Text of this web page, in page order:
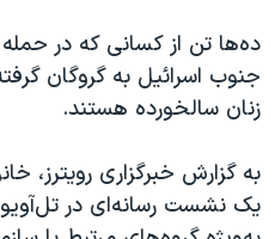
اسرائیل در جنگ
نرگس محمدی برنده جایزه نوبل
همایش محافظه‌کاران آمریکا
صفحه‌های ویژه
سفر پرزیدنت ترامپ به چین
ده‌ها تن از کسانی که در
جنوب اسرائیل به گروگان
زنان سالخورده هستند.
به گزارش خبرگزاری رویترز،
یک نشست رسانه‌ای در